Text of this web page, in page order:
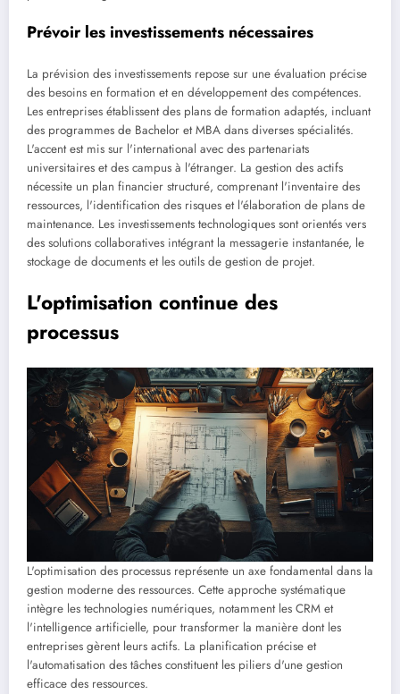
Prévoir les investissements nécessaires
La prévision des investissements repose sur une évaluation précise
des besoins en formation et en développement des compétences.
Les entreprises établissent des plans de formation adaptés, incluant
des programmes de Bachelor et MBA dans diverses spécialités.
L'accent est mis sur l'international avec des partenariats
universitaires et des campus à l'étranger. La gestion des actifs
nécessite un plan financier structuré, comprenant l'inventaire des
ressources, l'identification des risques et l'élaboration de plans de
maintenance. Les investissements technologiques sont orientés vers
des solutions collaboratives intégrant la messagerie instantanée, le
stockage de documents et les outils de gestion de projet.
L'optimisation continue des
processus
L'optimisation des processus représente un axe fondamental dans la
gestion moderne des ressources. Cette approche systématique
intègre les technologies numériques, notamment les CRM et
l'intelligence artificielle, pour transformer la manière dont les
entreprises gèrent leurs actifs. La planification précise et
l'automatisation des tâches constituent les piliers d'une gestion
efficace des ressources.